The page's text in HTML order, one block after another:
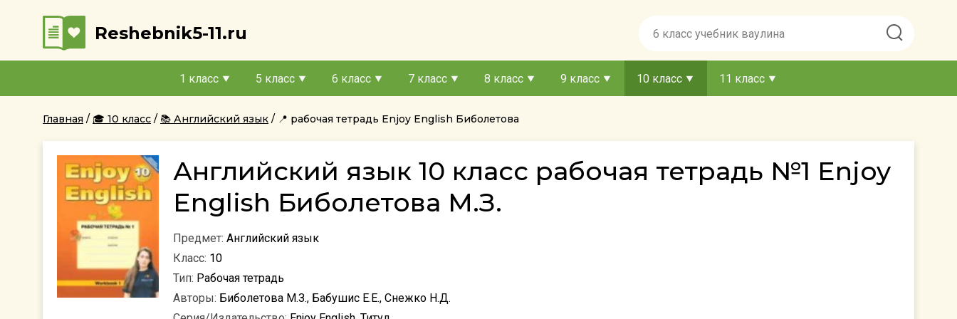
Reshebnik5-11.ru
1 класс 5 класс 6 класс 7 класс 8 класс 9 класс 10 класс 11 класс
Главная 🎓 10 класс 📚 Английский язык 📍 рабочая тетрадь Enjoy English Биболетова
Английский язык 10 класс рабочая тетрадь №1 Enjoy
English Биболетова М.З.
Предмет: Английский язык
Класс: 10
Тип: Рабочая тетрадь
Авторы: Биболетова М.З., Бабушис Е.Е., Снежко Н.Д.